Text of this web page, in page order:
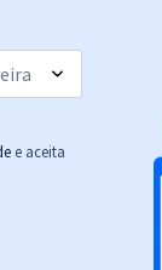
e aceita